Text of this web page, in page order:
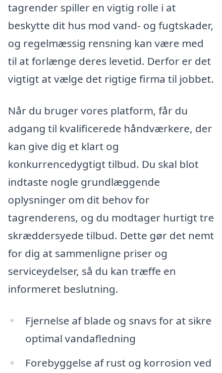
tagrender spiller en vigtig rolle i at
beskytte dit hus mod vand- og fugtskader,
og regelmæssig rensning kan være med
til at forlænge deres levetid. Derfor er det
vigtigt at vælge det rigtige firma til jobbet.
Når du bruger vores platform, får du
adgang til kvalificerede håndværkere, der
kan give dig et klart og
konkurrencedygtigt tilbud. Du skal blot
indtaste nogle grundlæggende
oplysninger om dit behov for
tagrenderens, og du modtager hurtigt tre
skræddersyede tilbud. Dette gør det nemt
for dig at sammenligne priser og
serviceydelser, så du kan træffe en
informeret beslutning.
Fjernelse af blade og snavs for at sikre
optimal vandafledning
Forebyggelse af rust og korrosion ved